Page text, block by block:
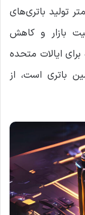
تولید باتری‌های
بازار و کاهش
ایالات متحده
باتری است، از